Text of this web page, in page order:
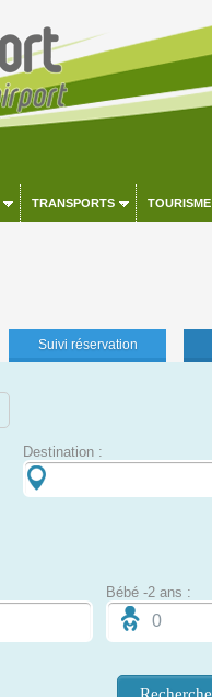
TRANSPORTS TOURISME
Suivi réservation
Destination :
Bébé -2 ans :